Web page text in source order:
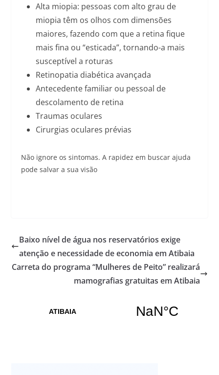
Alta miopia: pessoas com alto grau de
miopia têm os olhos com dimensões
maiores, fazendo com que a retina fique
mais fina ou “esticada”, tornando-a mais
susceptível a roturas
Retinopatia diabética avançada
Antecedente familiar ou pessoal de
descolamento de retina
Traumas oculares
Cirurgias oculares prévias
Não ignore os sintomas. A rapidez em buscar ajuda
pode salvar a sua visão
Baixo nível de água nos reservatórios exige
atenção e necessidade de economia em Atibaia
Carreta do programa “Mulheres de Peito” realizará
mamografias gratuitas em Atibaia